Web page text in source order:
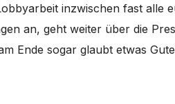
inzwischen fast alle
an, geht weiter über die
Ende sogar glaubt etwas